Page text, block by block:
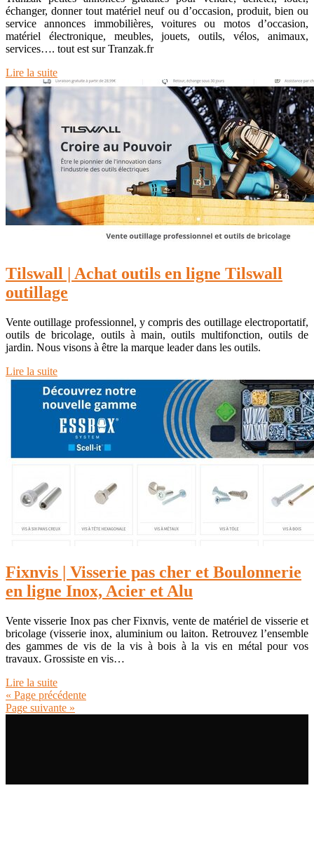
échanger, donner tout matériel neuf ou d’occasion, produit, bien ou
service annonces immobilières, voitures ou motos d’occasion,
matériel électronique, meubles, jouets, outils, vélos, animaux,
services…. tout est sur Tranzak.fr
Lire la suite
Tilswall | Achat outils en ligne Tilswall
outillage
Vente outillage professionnel, y compris des outillage electroportatif,
outils de bricolage, outils à main, outils multifonction, outils de
jardin. Nous visons à être la marque leader dans les outils.
Lire la suite
Fixnvis | Visserie pas cher et Boulonnerie
en ligne Inox, Acier et Alu
Vente visserie Inox pas cher Fixnvis, vente de matériel de visserie et
bricolage (visserie inox, aluminium ou laiton. Retrouvez l’ensemble
des gammes de vis de la vis à bois à la vis en métal pour vos
travaux. Grossiste en vis…
Lire la suite
« Page précédente
Page suivante »